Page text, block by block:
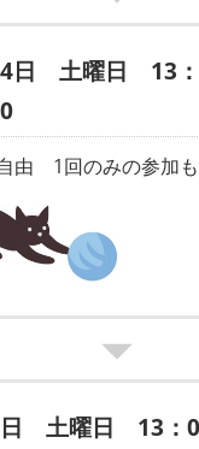
日 土曜日 13：
由 1回のみの参加
土曜日 13：